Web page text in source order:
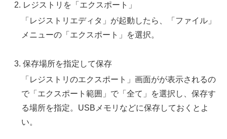
レジストリを「エクスポート」
「レジストリエディタ」が起動したら、「ファイル」
メニューの「エクスポート」を選択。
保存場所を指定して保存
「レジストリのエクスポート」画面がが表示されるの
で「エクスポート範囲」で「全て」を選択し、保存す
る場所を指定。USBメモリなどに保存しておくとよ
い。